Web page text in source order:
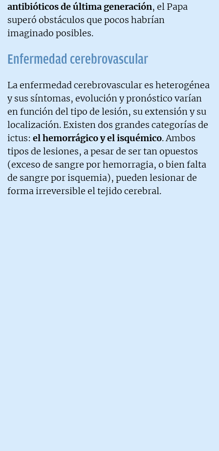
antibióticos de última generación, el Papa
superó obstáculos que pocos habrían
imaginado posibles.
Enfermedad cerebrovascular
La enfermedad cerebrovascular es heterogénea
y sus síntomas, evolución y pronóstico varían
en función del tipo de lesión, su extensión y su
localización. Existen dos grandes categorías de
ictus: el hemorrágico y el isquémico. Ambos
tipos de lesiones, a pesar de ser tan opuestos
(exceso de sangre por hemorragia, o bien falta
de sangre por isquemia), pueden lesionar de
forma irreversible el tejido cerebral.